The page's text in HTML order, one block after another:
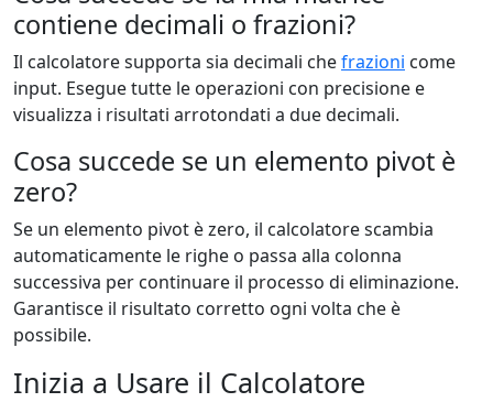
contiene decimali o frazioni?
Il calcolatore supporta sia decimali chefrazioni come
input. Esegue tutte le operazioni con precisione e
visualizza i risultati arrotondati a due decimali.
Cosa succede se un elemento pivot è
zero?
Se un elemento pivot è zero, il calcolatore scambia
automaticamente le righe o passa alla colonna
successiva per continuare il processo di eliminazione.
Garantisce il risultato corretto ogni volta che è
possibile.
Inizia a Usare il Calcolatore